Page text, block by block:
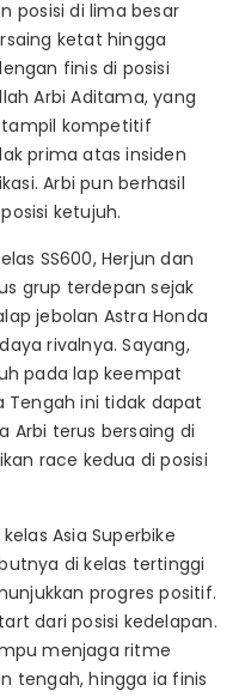
posisi di lima besar
ketat hingga
finis di posisi
Arbi Aditama, yang
tampil kompetitif
prima atas insiden
Arbi pun berhasil
ketujuh.
SS600, Herjun dan
grup terdepan sejak
jebolan Astra Honda
rivalnya. Sayang,
pada lap keempat
Tengah ini tidak dapat
Arbi terus bersaing di
race kedua di posisi
Asia Superbike
di kelas tertinggi
progres positif.
dari posisi kedelapan.
menjaga ritme
tengah, hingga ia finis